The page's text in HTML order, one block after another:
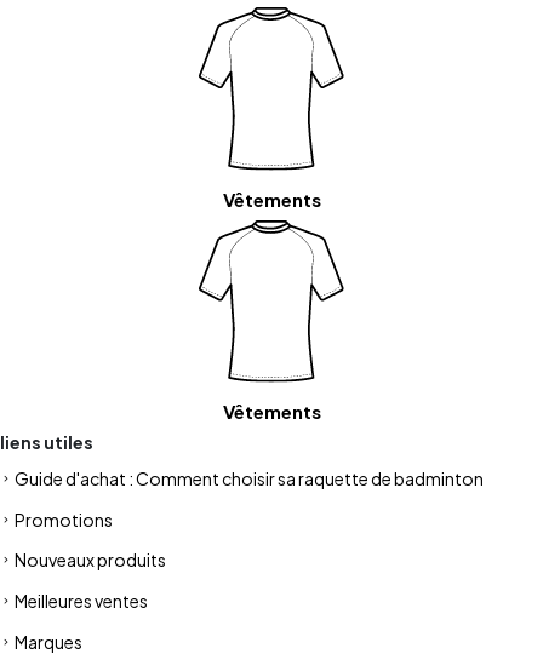
Vêtements
Vêtements
liens utiles
Guide d'achat : Comment choisir sa raquette de badminton
Promotions
Nouveaux produits
Meilleures ventes
Marques